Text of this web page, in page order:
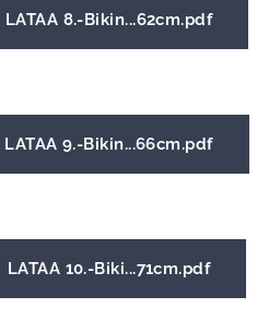
LATAA 8.-Bikin...62cm.pdf
LATAA 9.-Bikin...66cm.pdf
LATAA 10.-Biki...71cm.pdf